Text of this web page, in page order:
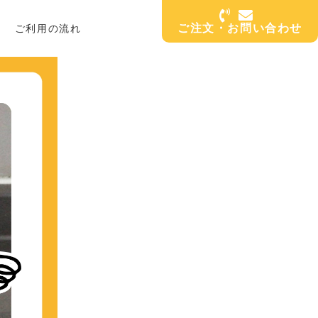
ご利用の流れ ご注文・お問い合わせ